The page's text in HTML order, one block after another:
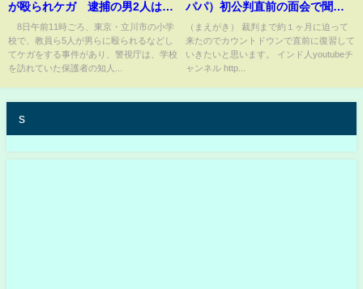
が殴られケガ 逮捕の男2人は保
護者の知人 瓶を所持し酒の匂
いも
8日午前11時ごろ、東京・立川市の小学
校で、教員ら5人が男らに殴られるなどし
てケガをする事件があり、警視庁は、学校
を訪れていた保護者の知人...
パパ）初公判直前の面会で聞い
た新証言！～凶行が12.15に行わ
れた謎～」2025/06/20号【多摩
川唯我スーツケース事件】
（まえがき） 裁判まで約１ヶ月に迫って
来たのでカウントドウンで直前に復習して
いきたいと思います。 インド人youtubeチ
ャンネル http...
s